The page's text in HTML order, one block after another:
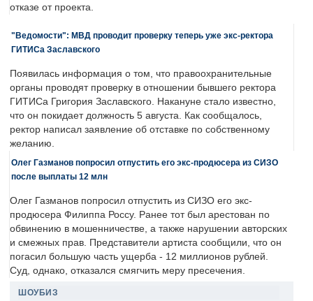
отказе от проекта.
"Ведомости": МВД проводит проверку теперь уже экс-ректора
ГИТИСа Заславского
Появилась информация о том, что правоохранительные
органы проводят проверку в отношении бывшего ректора
ГИТИСа Григория Заславского. Накануне стало известно,
что он покидает должность 5 августа. Как сообщалось,
ректор написал заявление об отставке по собственному
желанию.
Олег Газманов попросил отпустить его экс-продюсера из СИЗО
после выплаты 12 млн
Олег Газманов попросил отпустить из СИЗО его экс-
продюсера Филиппа Россу. Ранее тот был арестован по
обвинению в мошенничестве, а также нарушении авторских
и смежных прав. Представители артиста сообщили, что он
погасил большую часть ущерба - 12 миллионов рублей.
Суд, однако, отказался смягчить меру пресечения.
ШОУБИЗ